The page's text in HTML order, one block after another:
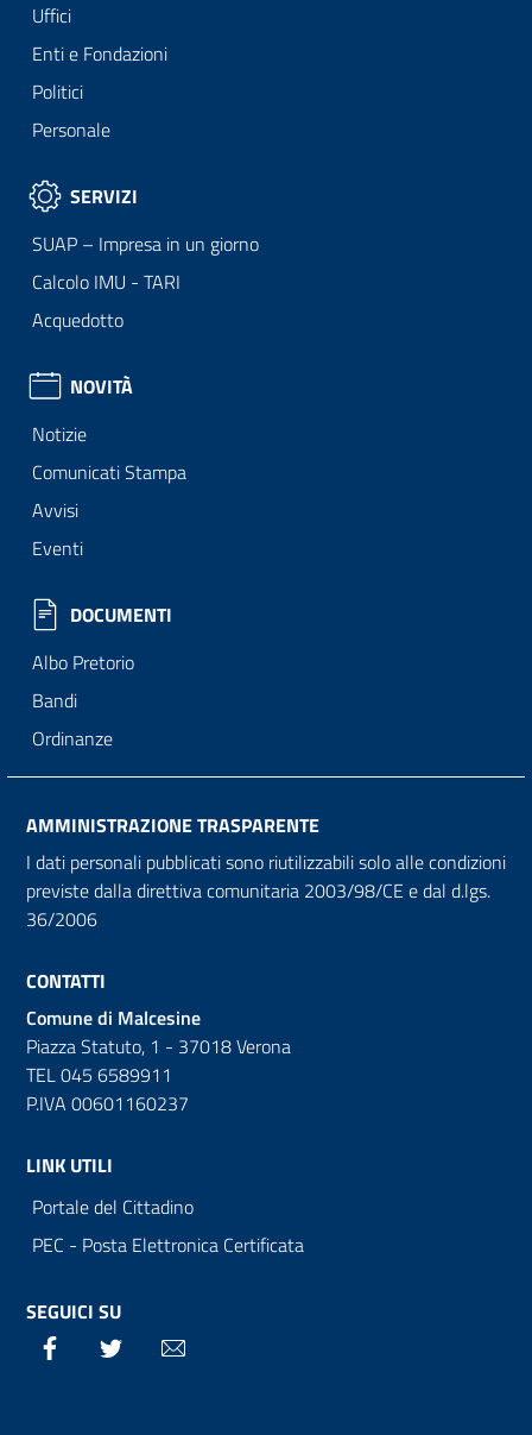
Uffici
Enti e Fondazioni
Politici
Personale
SERVIZI
SUAP – Impresa in un giorno
Calcolo IMU - TARI
Acquedotto
NOVITÀ
Notizie
Comunicati Stampa
Avvisi
Eventi
DOCUMENTI
Albo Pretorio
Bandi
Ordinanze
AMMINISTRAZIONE TRASPARENTE
I dati personali pubblicati sono riutilizzabili solo alle condizioni
previste dalla direttiva comunitaria 2003/98/CE e dal d.lgs.
36/2006
CONTATTI
Comune di Malcesine
Piazza Statuto, 1 - 37018 Verona
TEL 045 6589911
P.IVA 00601160237
LINK UTILI
Portale del Cittadino
PEC - Posta Elettronica Certificata
SEGUICI SU
Facebook Twitter